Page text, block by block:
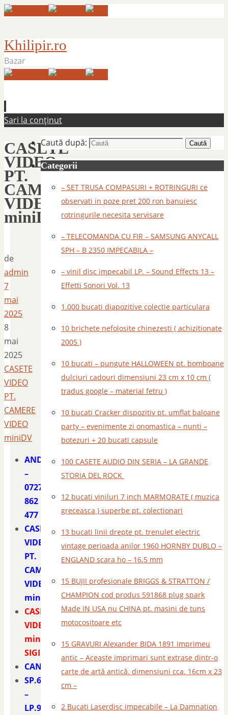
Khilipir.ro
Bazar
Sari la conținut
CASETE
VIDEO
PT.
CAMERE
VIDEO
miniDV
de
admin
7
mai
2025
8
mai
2025
CASETE
VIDEO
PT.
CAMERE
VIDEO
miniDV
ANDREI
–
0727
862
477
CASETE
VIDEO
PT.
CAMERE
VIDEO
miniDV
CASETA
VIDEO
miniDV
SIGILATA
CANON
SP.60
–
LP.90
Caută după: Caută
Categorii
– SET TRUSA COMPASURI + ROTRINGURI ce
observati in poze pret 200 ron banuiesc
rotringurile necesita servisare
– TELECOMANDA CU FIR – SAMSUNG ANYCALL
SPH – B 2350 IMPECABILA –
– vinil disc impecabil LP. – Sound Effects 13 –
Effetti Sonori Vol. 13
1.000 bucati diapozitive colectie particulara
10 brichete nefolosite chinezesti ( achizitionate
2005 )
10 bucati – pungute HALLOWEEN pt. bomboane
dulciuri cadouri dimensiuni 23 cm x 10 cm (
tradus google – material fetru )
10 bucati Cracker dispozitiv pt. umflat baloane
party – evenimente zi onomastica – nunti –
botezuri + 20 bucati capsule
100 CASETE AUDIO DIN SERIA – LA GRANDE
STORIA DEL ROCK
12 bucati viniluri 7 inch MARMORATE ( muzica
greceasca ) superbe pt. colectionari
13 bucati linii drepte pt. trenulet electric
vintage perioada anilor 1960 HORNBY DUBLO –
ENGLAND scara ho – 16.5 mm
15 BUJII profesionale BRIGGS & STRATTON /
CHAMPION cod produs 591868 plug spark
Made IN USA nu CHINA pt. masini de tuns
motocositoare etc
15 GRAVURI Alexander BIDA 1891 Imprimeu
antic – Aceaste imprimari sunt extrase dintr-o
carte de artă antică. dimensiuni cca. 16cm x 23
cm –
2 Bucati Laserdisc impecabile – La Damnation